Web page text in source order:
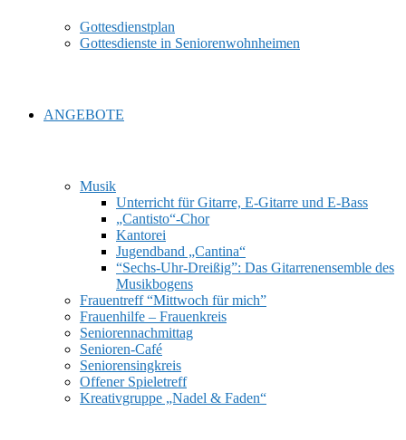
Gottesdienstplan
Gottesdienste in Seniorenwohnheimen
ANGEBOTE
Musik
Unterricht für Gitarre, E‑Gitarre und E‑Bass
„Cantisto“-Chor
Kantorei
Jugendband „Cantina“
“Sechs-Uhr-Dreißig”: Das Gitarrenensemble des
Musikbogens
Frauentreff “Mittwoch für mich”
Frauenhilfe – Frauenkreis
Seniorennachmittag
Senioren-Café
Seniorensingkreis
Offener Spieletreff
Kreativgruppe „Nadel & Faden“